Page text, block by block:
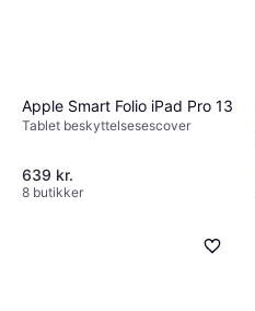
Apple Smart Folio iPad Pro 13
Tablet beskyttelsesescover
639 kr.
8 butikker